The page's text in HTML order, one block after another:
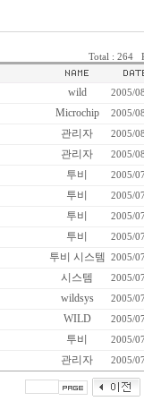
Total : 264
wild 2005/
Microchip 2005/
관리자 2005/
관리자 2005/
투비 2005/
투비 2005/
투비 2005/
투비 2005/
투비 시스템 2005/
시스템 2005/
wildsys 2005/
WILD 2005/
투비 2005/
관리자 2005/